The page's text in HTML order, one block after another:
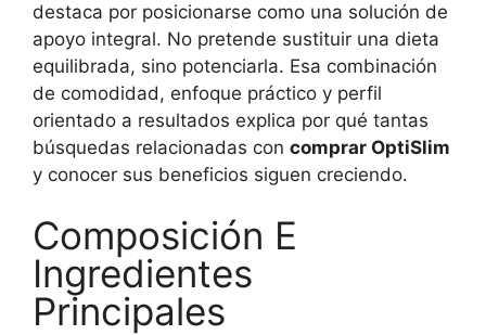
destaca por posicionarse como una solución de
apoyo integral. No pretende sustituir una dieta
equilibrada, sino potenciarla. Esa combinación
de comodidad, enfoque práctico y perfil
orientado a resultados explica por qué tantas
búsquedas relacionadas con comprar OptiSlim
y conocer sus beneficios siguen creciendo.
Composición E
Ingredientes
Principales